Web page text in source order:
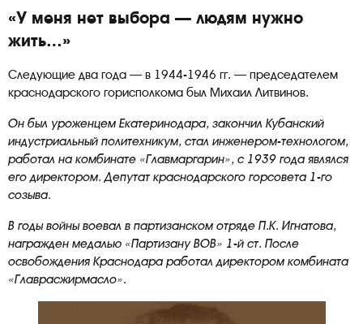
«У меня нет выбора — людям нужно
жить…»
Следующие два года — в 1944-1946 гг. — председателем
краснодарского горисполкома был Михаил Литвинов.
Он был уроженцем Екатеринодара, закончил Кубанский
индустриальный политехникум, стал инженером-технологом,
работал на комбинате «Главмаргарин», с 1939 года являлся
его директором. Депутат краснодарского горсовета 1-го
созыва.
В годы войны воевал в партизанском отряде П.К. Игнатова,
награжден медалью «Партизану ВОВ» 1-й ст. После
освобождения Краснодара работал директором комбината
«Главрасжирмасло».